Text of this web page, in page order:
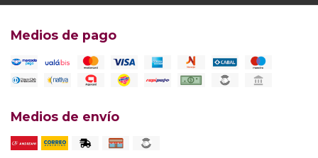
Medios de pago
Medios de envío